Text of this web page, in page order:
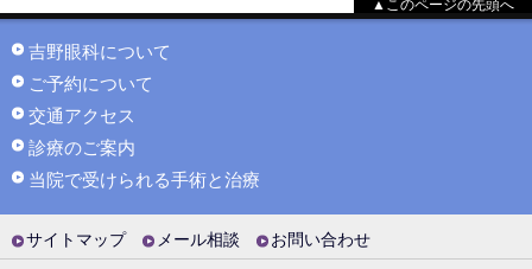
▲このページの先頭へ
吉野眼科について
ご予約について
交通アクセス
診療のご案内
当院で受けられる手術と治療
サイトマップ メール相談 お問い合わせ